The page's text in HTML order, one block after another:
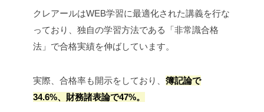
クレアールはWEB学習に最適化された講義を行な
っており、独自の学習方法である「非常識合格
法」で合格実績を伸ばしています。
実際、合格率も開示をしており、 簿記論で
34.6%、財務諸表論で47%。